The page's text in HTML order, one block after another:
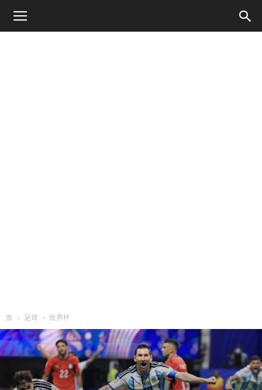
家 足球 世界杯